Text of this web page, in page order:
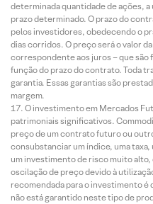
determinada quantidade de ações,
prazo determinado. O prazo do
pelos investidores, obedecendo o
dias corridos. O preço será o valor
correspondente aos juros – que são
função do prazo do contrato. Toda
garantia. Essas garantias são
margem.
O investimento em Mercados
patrimoniais significativos.
preço de um contrato futuro ou
consubstanciar um índice, uma
um investimento de risco muito
oscilação de preço devido à
recomendada para o investimento
não está garantido neste tipo de